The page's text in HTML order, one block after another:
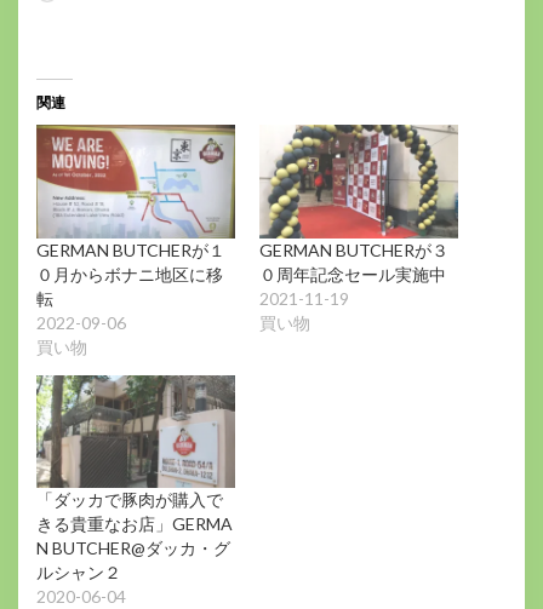
中…
関連
GERMAN BUTCHERが１
０月からボナニ地区に移
転
2022-09-06
買い物
GERMAN BUTCHERが３
０周年記念セール実施中
2021-11-19
買い物
「ダッカで豚肉が購入で
きる貴重なお店」GERMA
N BUTCHER@ダッカ・グ
ルシャン２
2020-06-04